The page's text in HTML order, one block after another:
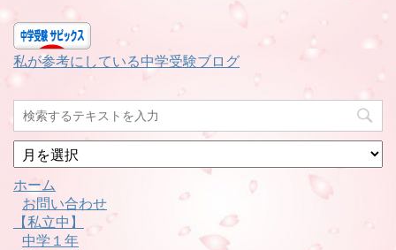
私が参考にしている中学受験ブログ
月
別
ホーム
お問い合わせ
【私立中】
中学１年